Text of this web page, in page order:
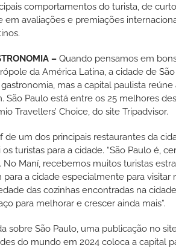
comportamentos do turista, de
em avaliações e premiações
– Quando pensamos em
da América Latina, a cidade de
mas a capital paulista
São Paulo está entre os 25 melhores
Travellers’ Choice, do site Tripadvisor.
de um dos principais restaurantes da
os turistas para a cidade. “São Paulo é,
No Maní, recebemos muitos turistas
para a cidade especialmente para
das cozinhas encontradas na
para melhorar e crescer ainda mais”.
sobre São Paulo, uma publicação no
do mundo em 2024 coloca a capital